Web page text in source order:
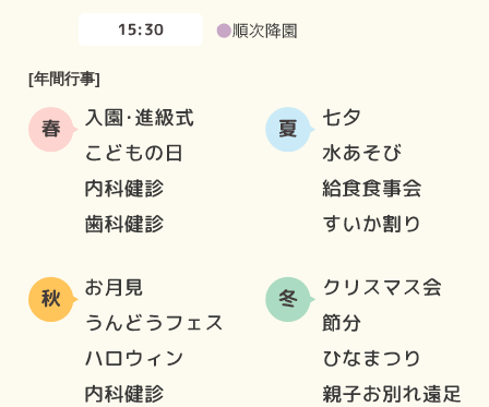
[年間行事]